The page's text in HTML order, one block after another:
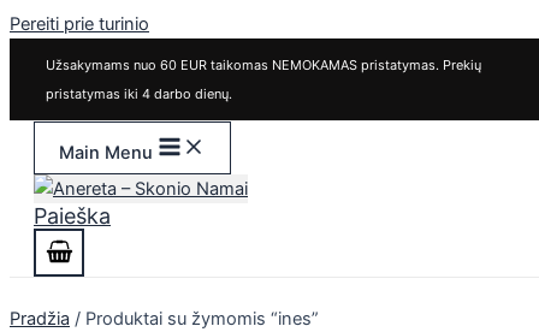
Pereiti prie turinio
Užsakymams nuo 60 EUR taikomas NEMOKAMAS pristatymas. Prekių
pristatymas iki 4 darbo dienų.
Main Menu
Paieška
Pradžia / Produktai su žymomis “ines”